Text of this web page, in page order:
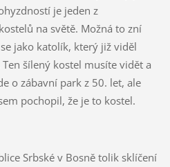
je jeden z
na světě. Možná to zní
jako katolík, který již viděl
šílený kostel musíte vidět a
o zábavní park z 50. let, ale
pochopil, že je to kostel.
Srbské v Bosně tolik sklíčení